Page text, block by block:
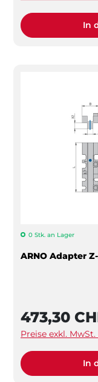
In
0 Stk. an Lager
ARNO Adapter
473,30
Preise exkl.
In